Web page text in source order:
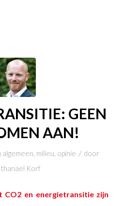
GEEN
AAN!
algemeen, milieu, opinie / door
Korf
en energietransitie zijn